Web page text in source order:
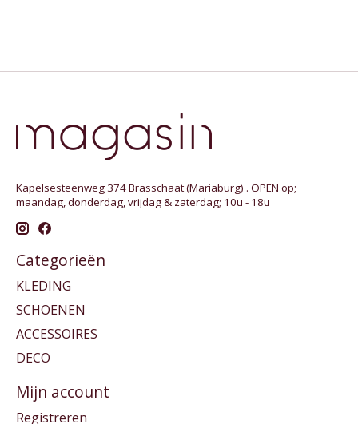
Kapelsesteenweg 374 Brasschaat (Mariaburg) . OPEN op;
maandag, donderdag, vrijdag & zaterdag; 10u - 18u
Categorieën
KLEDING
SCHOENEN
ACCESSOIRES
DECO
Mijn account
Registreren